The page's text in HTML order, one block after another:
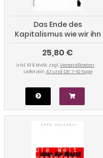
Das Ende des
Kapitalismus wie wir ihn
kennen
25,80 €
inkl. 10 % MwSt. zzgl.Versandkosten
Lieferzeit: AT und DE: 7-10 Tage